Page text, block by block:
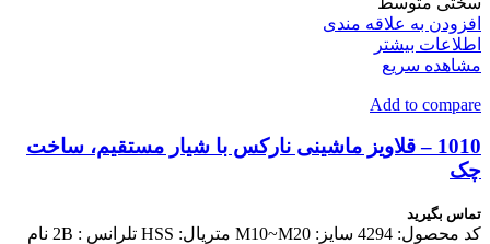
افزودن به علاقه مندی
اطلاعات بیشتر
مشاهده سریع
Add to compare
1010 – قلاویز ماشینی نارکس با شیار مستقیم، ساخت
چک
تماس بگیرید
کد محصول: 4294 سایز: M10~M20 متریال: HSS تلرانس : 2B نام